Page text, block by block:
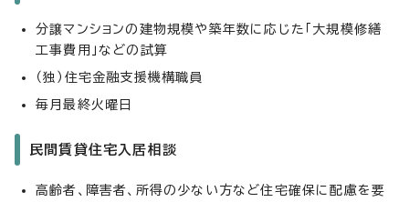
分譲マンションの建物規模や築年数に応じた「大規模修繕
工事費用」などの試算
（独）住宅金融支援機構職員
毎月最終火曜日
民間賃貸住宅入居相談
高齢者、障害者、所得の少ない方など住宅確保に配慮を要